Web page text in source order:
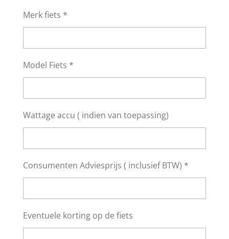
Merk fiets *
Model Fiets *
Wattage accu ( indien van toepassing)
Consumenten Adviesprijs ( inclusief BTW) *
Eventuele korting op de fiets